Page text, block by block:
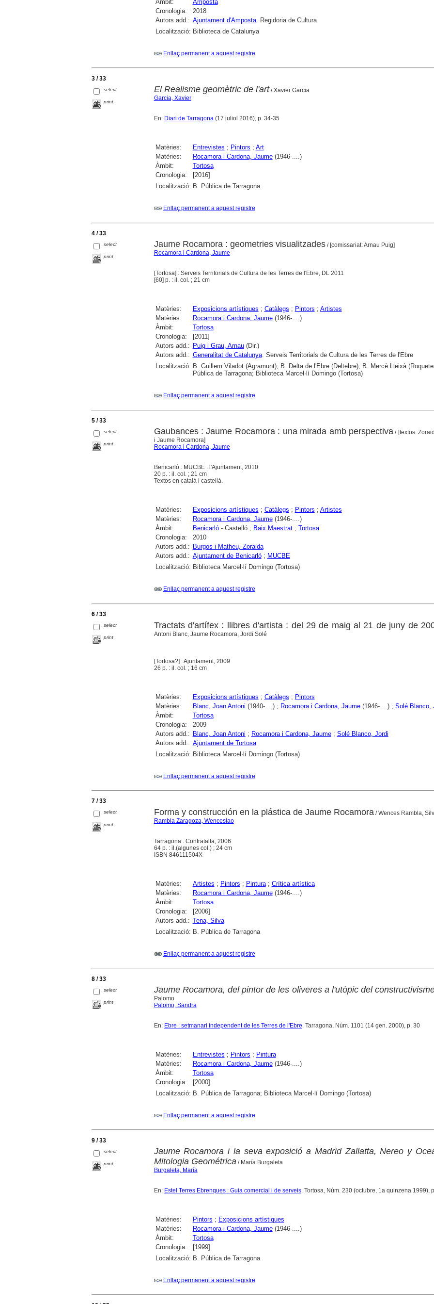
Àmbit:
Amposta
Cronologia:
2018
Autors add.: Ajuntament d'Amposta. Regidoria de Cultura
Localització: Biblioteca de Catalunya
Enllaç permanent a aquest registre
3 / 33
select
print
El Realisme geomètric de l'art/ Xavier Garcia
Garcia, Xavier
En: Diari de Tarragona(17 juliol 2016), p. 34-35
Matèries: Entrevistes ; Pintors ; Art
Matèries:
Rocamora i Cardona, Jaume(1946-....)
Àmbit:
Tortosa
Cronologia:
[2016]
Localització: B. Pública de Tarragona
Enllaç permanent a aquest registre
4 / 33
select
print
Jaume Rocamora : geometries visualitzades/ [comissariat: Arnau Puig]
Rocamora i Cardona, Jaume
[Tortosa] : Serveis Territorials de Cultura de les Terres de l'Ebre, DL 2011
[60] p. : il. col. ; 21 cm
Matèries: Exposicions artístiques ; Catàlegs ; Pintors ; Artistes
Matèries:
Rocamora i Cardona, Jaume(1946-....)
Àmbit:
Tortosa
Cronologia:
[2011]
Autors add.: Puig i Grau, Arnau(Dir.)
Autors add.: Generalitat de Catalunya. Serveis Territorials de Cultura de les Terres de l'Ebre
Localització: B. Guillem Viladot (Agramunt); B. Delta de l'Ebre (Deltebre); B. Mercè Lleixà
Pública de Tarragona; Biblioteca Marcel·lí Domingo (Tortosa)
Enllaç permanent a aquest registre
5 / 33
select
print
Gaubances : Jaume Rocamora : una mirada amb perspectiva/ [textos:
i Jaume Rocamora]
Rocamora i Cardona, Jaume
Benicarló : MUCBE : l'Ajuntament, 2010
20 p. : il. col. ; 21 cm
Textos en català i castellà.
Matèries: Exposicions artístiques ; Catàlegs ; Pintors ; Artistes
Matèries:
Rocamora i Cardona, Jaume(1946-....)
Àmbit:
Benicarló- Castelló ; Baix Maestrat; Tortosa
Cronologia:
2010
Autors add.: Burgos i Matheu, Zoraida
Autors add.: Ajuntament de Benicarló; MUCBE
Localització: Biblioteca Marcel·lí Domingo (Tortosa)
Enllaç permanent a aquest registre
6 / 33
select
print
Tractats d'artífex : llibres d'artista : del 29 de maig al 21 de juny de
Antoni Blanc, Jaume Rocamora, Jordi Solé
[Tortosa?] : Ajuntament, 2009
26 p. : il. col. ; 16 cm
Matèries: Exposicions artístiques ; Catàlegs ; Pintors
Matèries:
Blanc, Joan Antoni (1940-....) ; Rocamora i Cardona, Jaume(1946-....) ; Solé Blanco,
Àmbit:
Tortosa
Cronologia:
2009
Autors add.: Blanc, Joan Antoni ; Rocamora i Cardona, Jaume; Solé Blanco, Jordi
Autors add.: Ajuntament de Tortosa
Localització: Biblioteca Marcel·lí Domingo (Tortosa)
Enllaç permanent a aquest registre
7 / 33
select
print
Forma y construcción en la plástica de Jaume Rocamora / Wences Rambla,
Rambla Zaragoza, Wenceslao
Tarragona : Contratalla, 2006
64 p. : il.(algunes col.) ; 24 cm
ISBN 846111504X
Matèries: Artistes ; Pintors ; Pintura; Crítica artística
Matèries:
Rocamora i Cardona, Jaume(1946-....)
Àmbit:
Tortosa
Cronologia:
[2006]
Autors add.: Tena, Silva
Localització: B. Pública de Tarragona
Enllaç permanent a aquest registre
8 / 33
select
print
Jaume Rocamora, del pintor de les oliveres a l'utòpic del
Palomo
Palomo, Sandra
En: Ebre : setmanari independent de les Terres de l'Ebre . Tarragona, Núm. 1101 (14 gen. 2000), p. 30
Matèries: Entrevistes ; Pintors ; Pintura
Matèries:
Rocamora i Cardona, Jaume(1946-....)
Àmbit:
Tortosa
Cronologia:
[2000]
Localització: B. Pública de Tarragona; Biblioteca Marcel·lí Domingo (Tortosa)
Enllaç permanent a aquest registre
9 / 33
select
print
Jaume Rocamora i la seva exposició a Madrid Zallatta, Nereo y
Mitologia Geométrica/ María Burgaleta
Burgaleta, María
En: Estel Terres Ebrenques : Guia comercial i de serveis. Tortosa, Núm. 230 (octubre, 1a quinzena 1999),
Matèries: Pintors ; Exposicions artístiques
Matèries:
Rocamora i Cardona, Jaume(1946-....)
Àmbit:
Tortosa
Cronologia:
[1999]
Localització: B. Pública de Tarragona
Enllaç permanent a aquest registre